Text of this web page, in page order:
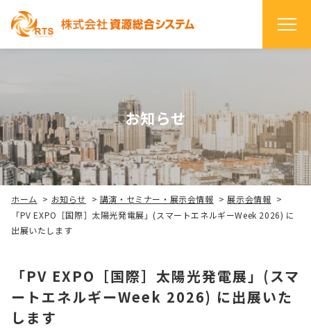
お知らせ
ホーム > お知らせ > 講演・セミナー・展示会情報 > 展示会情報 >
「PV EXPO［国際］太陽光発電展」(スマートエネルギーWeek 2026) に
出展いたします
「PV EXPO［国際］太陽光発電展」(スマ
ートエネルギーWeek 2026) に出展いた
します